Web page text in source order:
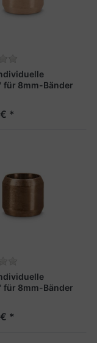
für 8mm-Bänder
*
für 8mm-Bänder
*